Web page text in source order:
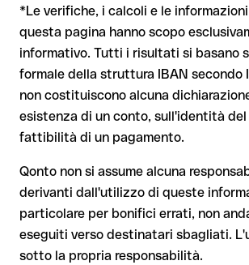
valida.
Dal 9 ottobre 2025, prima della conferma
tua banca verifica la corrispondenza tra
beneficiarioe te lo comunica. Questo
pagamento, la decisione finale resta tua, e
bonifici al di fuori dell'area SEPA.
: chiedi al destinatario di
iscritto, soprattutto in caso di nuovi
importi elevati. L'esistenza di un conto può
esclusivamente da Open Bank Santander
La banca destinataria è tenuta a
Il tuo istituto avvia su richiesta una
Il rimborso non è però garantito,
destinatario ha già prelevato il denaro
Per i bonifici internazionali fuori dall'area
molto più complesso e comporta
bonifici SEPA in euro, prima della conferma
tua banca verifica la corrispondenza tra
beneficiario. Se i dati non coincidono, ricevi
consente di individuare l'errore prima di
controllo non blocca il pagamento, la
*Le verifiche, i calcoli e le
questa pagina hanno scopo
informativo. Tutti i risultati si basano
formale della struttura IBAN secondo
non costituiscono alcuna
esistenza di un conto, sull'identità
fattibilità di un pagamento.
Qonto non si assume alcuna
derivanti dall'utilizzo di queste
particolare per bonifici errati, non
eseguiti verso destinatari sbagliati.
sotto la propria responsabilità.